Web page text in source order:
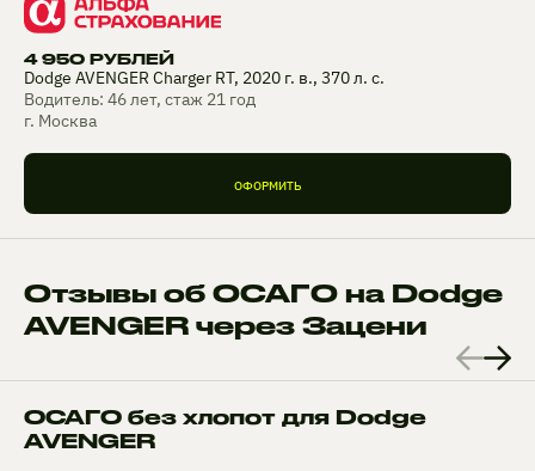
4 950 РУБЛЕЙ
Dodge AVENGER Charger RT, 2020 г. в., 370 л. с.
Водитель: 46 лет, стаж 21 год
г. Москва
ОФОРМИТЬ
Отзывы об ОСАГО на Dodge
AVENGER через Зацени
ОСАГО без хлопот для Dodge
AVENGER